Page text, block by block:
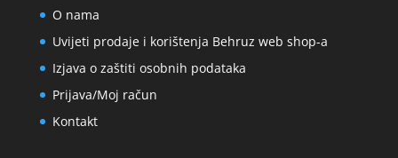
O nama
Uvijeti prodaje i korištenja Behruz web shop-a
Izjava o zaštiti osobnih podataka
Prijava/Moj račun
Kontakt